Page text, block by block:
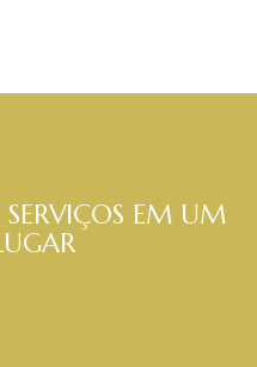
SERVIÇOS EM UM